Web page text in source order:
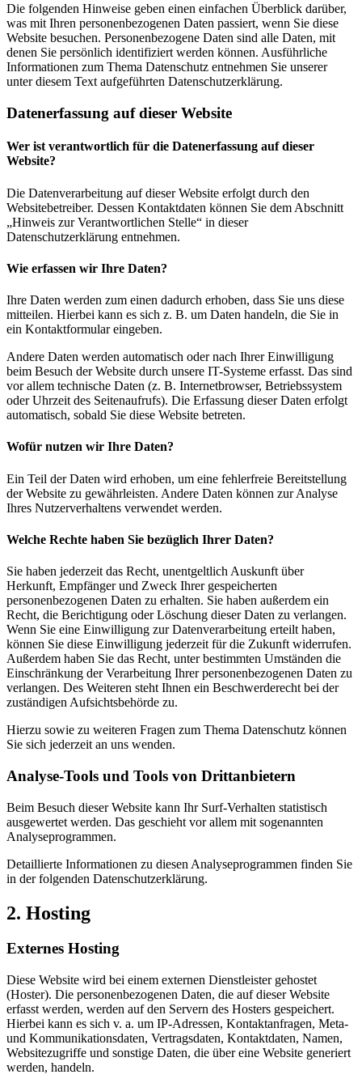
Die folgenden Hinweise geben einen einfachen Überblick darüber,
was mit Ihren personenbezogenen Daten passiert, wenn Sie diese
Website besuchen. Personenbezogene Daten sind alle Daten, mit
denen Sie persönlich identifiziert werden können. Ausführliche
Informationen zum Thema Datenschutz entnehmen Sie unserer
unter diesem Text aufgeführten Datenschutzerklärung.
Datenerfassung auf dieser Website
Wer ist verantwortlich für die Datenerfassung auf dieser
Website?
Die Datenverarbeitung auf dieser Website erfolgt durch den
Websitebetreiber. Dessen Kontaktdaten können Sie dem Abschnitt
„Hinweis zur Verantwortlichen Stelle“ in dieser
Datenschutzerklärung entnehmen.
Wie erfassen wir Ihre Daten?
Ihre Daten werden zum einen dadurch erhoben, dass Sie uns diese
mitteilen. Hierbei kann es sich z. B. um Daten handeln, die Sie in
ein Kontaktformular eingeben.
Andere Daten werden automatisch oder nach Ihrer Einwilligung
beim Besuch der Website durch unsere IT-Systeme erfasst. Das sind
vor allem technische Daten (z. B. Internetbrowser, Betriebssystem
oder Uhrzeit des Seitenaufrufs). Die Erfassung dieser Daten erfolgt
automatisch, sobald Sie diese Website betreten.
Wofür nutzen wir Ihre Daten?
Ein Teil der Daten wird erhoben, um eine fehlerfreie Bereitstellung
der Website zu gewährleisten. Andere Daten können zur Analyse
Ihres Nutzerverhaltens verwendet werden.
Welche Rechte haben Sie bezüglich Ihrer Daten?
Sie haben jederzeit das Recht, unentgeltlich Auskunft über
Herkunft, Empfänger und Zweck Ihrer gespeicherten
personenbezogenen Daten zu erhalten. Sie haben außerdem ein
Recht, die Berichtigung oder Löschung dieser Daten zu verlangen.
Wenn Sie eine Einwilligung zur Datenverarbeitung erteilt haben,
können Sie diese Einwilligung jederzeit für die Zukunft widerrufen.
Außerdem haben Sie das Recht, unter bestimmten Umständen die
Einschränkung der Verarbeitung Ihrer personenbezogenen Daten zu
verlangen. Des Weiteren steht Ihnen ein Beschwerderecht bei der
zuständigen Aufsichtsbehörde zu.
Hierzu sowie zu weiteren Fragen zum Thema Datenschutz können
Sie sich jederzeit an uns wenden.
Analyse-Tools und Tools von Dritt­anbietern
Beim Besuch dieser Website kann Ihr Surf-Verhalten statistisch
ausgewertet werden. Das geschieht vor allem mit sogenannten
Analyseprogrammen.
Detaillierte Informationen zu diesen Analyseprogrammen finden Sie
in der folgenden Datenschutzerklärung.
2. Hosting
Externes Hosting
Diese Website wird bei einem externen Dienstleister gehostet
(Hoster). Die personenbezogenen Daten, die auf dieser Website
erfasst werden, werden auf den Servern des Hosters gespeichert.
Hierbei kann es sich v. a. um IP-Adressen, Kontaktanfragen, Meta-
und Kommunikationsdaten, Vertragsdaten, Kontaktdaten, Namen,
Websitezugriffe und sonstige Daten, die über eine Website generiert
werden, handeln.